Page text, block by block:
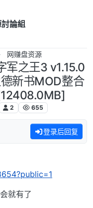
論組
网赚盘资源
之王3 v1.15.0
新书MOD整合
2 655
登录后回复
就有了